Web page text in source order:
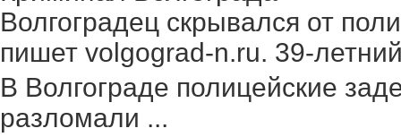
Волгоградец скрывался от
пишет volgograd-n.ru. 39-
В Волгограде полицейские
разломали ...